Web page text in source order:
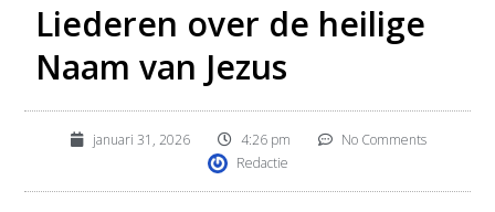
Liederen over de heilige
Naam van Jezus
januari 31, 2026 4:26 pm
No Comments
Redactie